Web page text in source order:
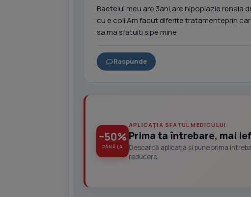
Baetelul meu are 3ani,are hipoplazie renala
cu e coli.Am facut diferite tratamenteprin
sa ma sfatuiti sipe mine
Raspunde
−50%
PÂNĂ LA
APLICAȚIA SFATUL MEDICULUI
Prima ta întrebare, mai
Descarcă aplicația și pune prima
reducere.